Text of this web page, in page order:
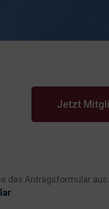
Jetzt
das Antragsformular